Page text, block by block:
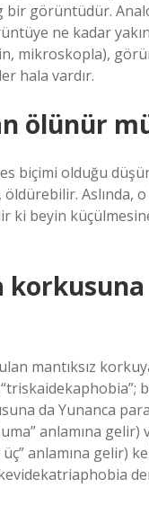
bir görüntüdür.
ne kadar
mikroskopla),
hala vardır.
ölünür
biçimi olduğu
öldürebilir. Aslında,
ki beyin
mantıksız
da Yunanca
anlamına gelir)
üç” anlamına gelir)